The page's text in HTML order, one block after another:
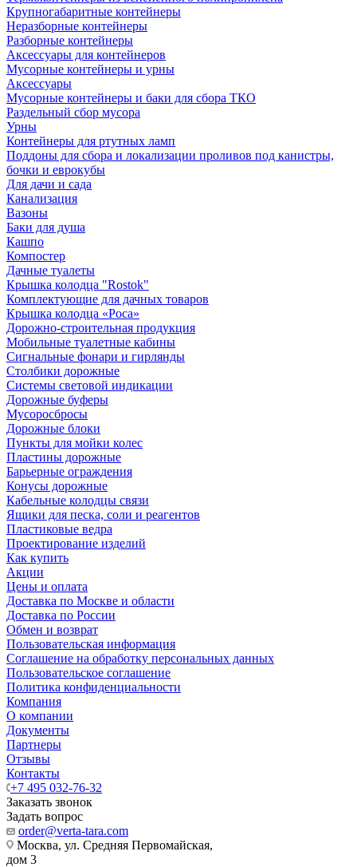
Крупногабаритные контейнеры
Неразборные контейнеры
Разборные контейнеры
Аксессуары для контейнеров
Мусорные контейнеры и урны
Аксессуары
Мусорные контейнеры и баки для сбора ТКО
Раздельный сбор мусора
Урны
Контейнеры для ртутных ламп
Поддоны для сбора и локализации проливов под канистры,
бочки и еврокубы
Для дачи и сада
Канализация
Вазоны
Баки для душа
Кашпо
Компостер
Дачные туалеты
Крышка колодца "Rostok"
Комплектующие для дачных товаров
Крышка колодца «Роса»
Дорожно-строительная продукция
Мобильные туалетные кабины
Сигнальные фонари и гирлянды
Столбики дорожные
Системы световой индикации
Дорожные буферы
Мусоросбросы
Дорожные блоки
Пункты для мойки колес
Пластины дорожные
Барьерные ограждения
Конусы дорожные
Кабельные колодцы связи
Ящики для песка, соли и реагентов
Пластиковые ведра
Проектирование изделий
Как купить
Акции
Цены и оплата
Доставка по Москве и области
Доставка по России
Обмен и возврат
Пользовательская информация
Соглашение на обработку персональных данных
Пользовательское соглашение
Политика конфиденциальности
Компания
О компании
Документы
Партнеры
Отзывы
Контакты
+7 495 032-76-32
Заказать звонок
Задать вопрос
order@verta-tara.com
Москва, ул. Средняя Первомайская,
дом 3